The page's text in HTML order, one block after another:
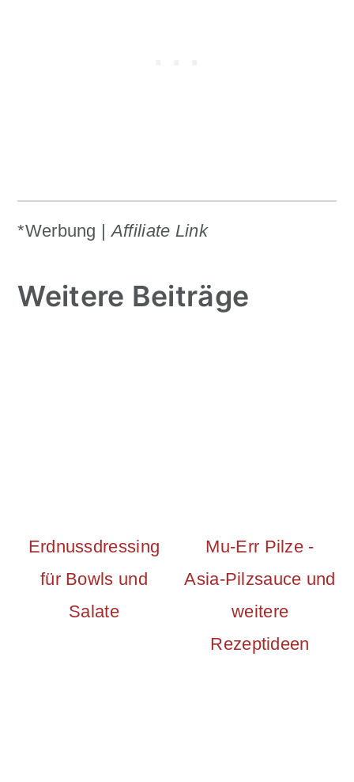
*Werbung |Affiliate Link
Weitere Beiträge
Erdnussdressing
für Bowls und
Salate
Mu-Err Pilze -
Asia-Pilzsauce und
weitere
Rezeptideen